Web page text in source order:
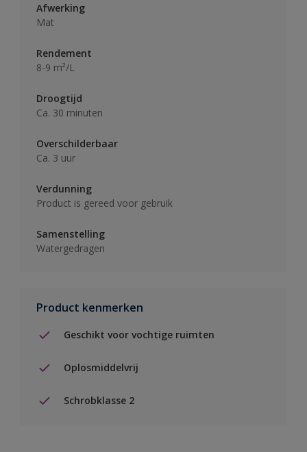
Afwerking
Mat
Rendement
8-9 m²/L
Droogtijd
Ca. 30 minuten
Overschilderbaar
Ca. 3 uur
Verdunning
Product is gereed voor gebruik
Samenstelling
Watergedragen
Product kenmerken
Geschikt voor vochtige ruimten
Oplosmiddelvrij
Schrobklasse 2